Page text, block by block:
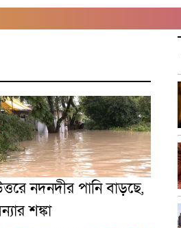
নদনদীর পানি বাড়ছে,
শঙ্কা